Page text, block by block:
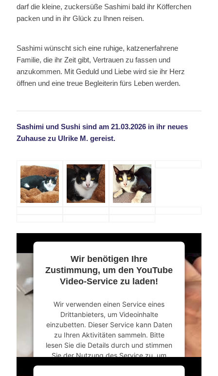
darf die kleine, zuckersüße Sashimi bald ihr Köfferchen
packen und in ihr Glück zu Ihnen reisen.
Sashimi wünscht sich eine ruhige, katzenerfahrene
Familie, die ihr Zeit gibt, Vertrauen zu fassen und
anzukommen. Mit Geduld und Liebe wird sie ihr Herz
öffnen und eine treue Begleiterin fürs Leben werden.
Sashimi und Sushi sind am 21.03.2026 in ihr neues
Zuhause zu Ulrike M. gereist.
Wir benötigen Ihre
Zustimmung, um den YouTube
Video-Service zu laden!
Wir verwenden einen Service eines
Drittanbieters, um Videoinhalte
einzubetten. Dieser Service kann Daten
zu Ihren Aktivitäten sammeln. Bitte
lesen Sie die Details durch und stimmen
Sie der Nutzung des Service zu, um
dieses Video anzusehen.